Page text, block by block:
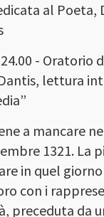
al Poeta,
- Oratorio
lettura
a mancare
1321. La
in quel
con i
preceduta da